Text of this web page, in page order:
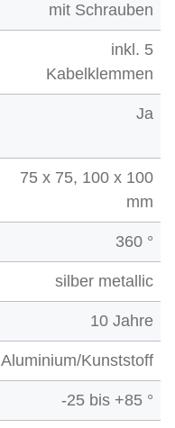
mit Schrauben
inkl. 5
Kabelklemmen
Ja
75 x 75, 100 x 100
mm
360 °
silber metallic
10 Jahre
Aluminium/Kunststoff
-25 bis +85 °